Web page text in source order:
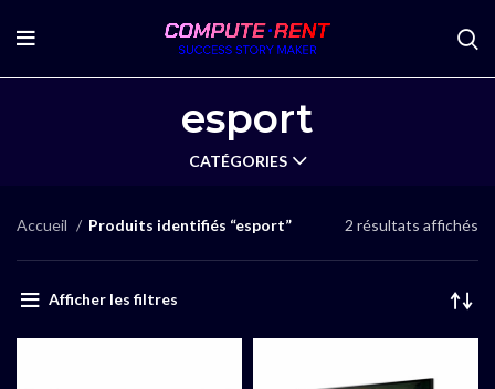
esport
CATÉGORIES
Accueil Produits identifiés “esport” 2 résultats affichés
Afficher les filtres